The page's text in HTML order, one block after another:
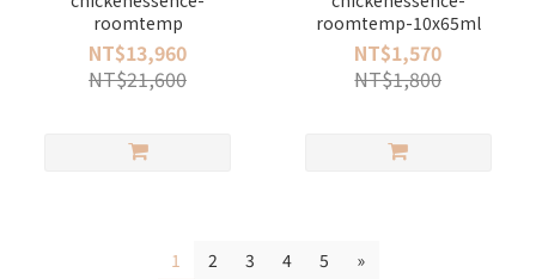
roomtemp
NT$13,960
NT$21,600
roomtemp-10x65ml
NT$1,570
NT$1,800
1 2 3 4 5 »